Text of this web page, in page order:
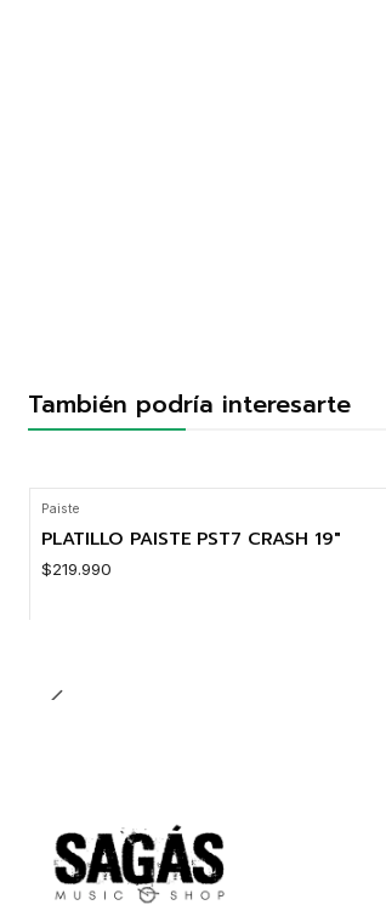
También podría interesarte
Paiste
PLATILLO PAISTE PST7 CRASH 19"
$219.990